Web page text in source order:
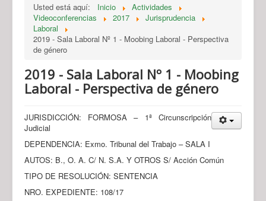
Legislación
Novedades
Recursos y Servicios de Atención
Usted está aquí: Inicio
Actividades
Videoconferencias
2017
Jurisprudencia
Laboral
2019 - Sala Laboral Nº 1 - Moobing Laboral - Perspectiva
de género
2019 - Sala Laboral Nº 1 - Moobing
Laboral - Perspectiva de género
JURISDICCIÓN: FORMOSA – 1ª Circunscripción
Judicial
DEPENDENCIA: Exmo. Tribunal del Trabajo – SALA I
AUTOS: B., O. A. C/ N. S.A. Y OTROS S/ Acción Común
TIPO DE RESOLUCIÓN: SENTENCIA
NRO. EXPEDIENTE: 108/17